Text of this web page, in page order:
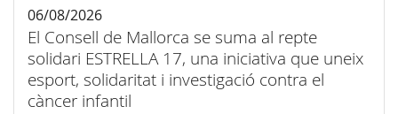
El Consell de Mallorca se suma al repte
solidari ESTRELLA 17, una iniciativa que uneix
esport, solidaritat i investigació contra el
càncer infantil
06/08/2026